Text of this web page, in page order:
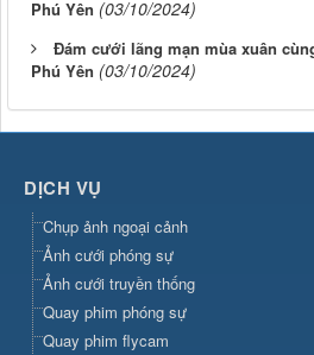
Phú Yên (03/10/2024)
Đám cưới lãng mạn mùa xuân
Phú Yên (03/10/2024)
DỊCH VỤ
Chụp ảnh ngoại cảnh
Ảnh cưới phóng sự
Ảnh cưới truyền thống
Quay phim phóng sự
Quay phim flycam